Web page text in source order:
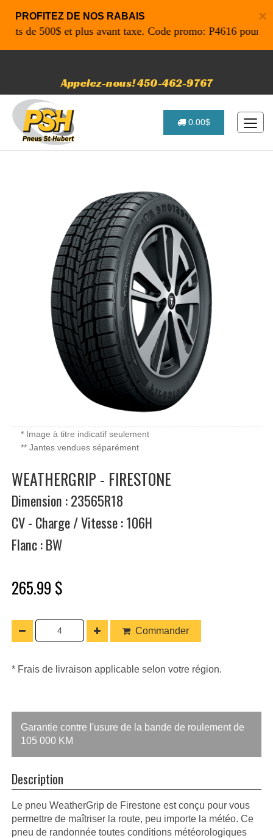
×
PROFITEZ DE NOS RABAIS
500$ et plus avant taxe. Code promo: P4616 pour un
Appelez-nous! 450-462-9767
0.00$
* Image à titre indicatif seulement
** Jantes vendues séparément
WEATHERGRIP - FIRESTONE
Dimension : 23565R18
CV - Charge / Vitesse : 106H
Flanc : BW
265.99 $
Commander
* Frais de livraison applicable selon votre région.
Garantie contre l'usure de la bande de roulement de
105 000 KM
Description
Le pneu WeatherGrip de Firestone est conçu pour vous
permettre de maîtriser la route, peu importe la météo. Ce
pneu de randonnée toutes conditions météorologiques